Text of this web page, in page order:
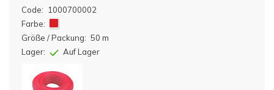
Code: 1000700002
Farbe:
Größe / Packung: 50 m
Lager:
Auf Lager